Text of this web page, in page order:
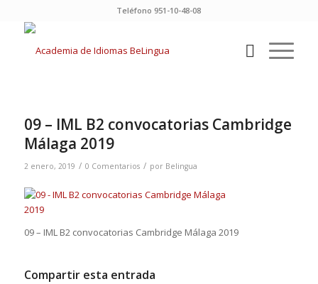
Teléfono 951-10-48-08
09 – IML B2 convocatorias Cambridge
Málaga 2019
2 enero, 2019 / 0 Comentarios / por Belingua
09 – IML B2 convocatorias Cambridge Málaga 2019
Compartir esta entrada